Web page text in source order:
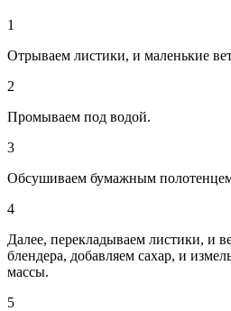
1
Отрываем листики, и маленькие
2
Промываем под водой.
3
Обсушиваем бумажным
4
Далее, перекладываем листики, и
блендера, добавляем сахар, и
массы.
5